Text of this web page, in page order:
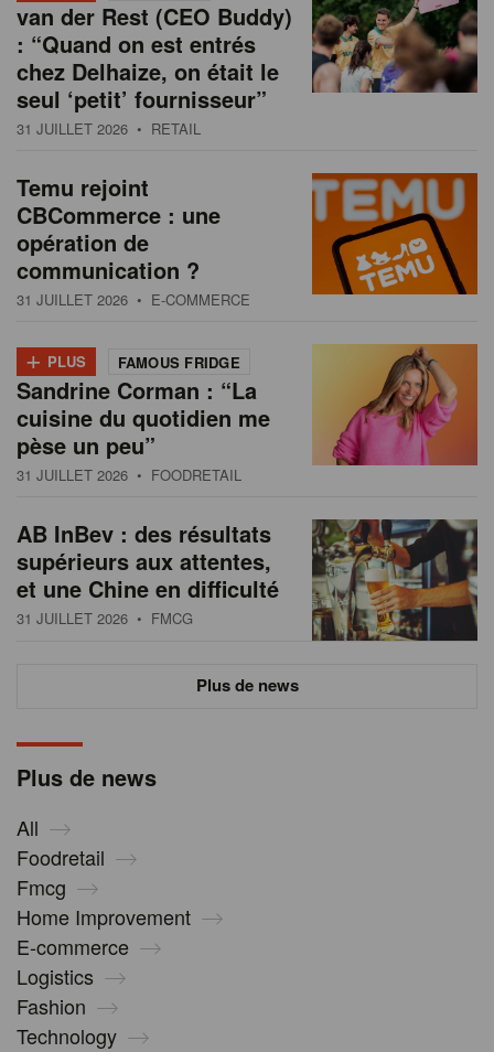
Plus de news
All
Foodretail
Fmcg
Home Improvement
E-commerce
Logistics
Fashion
Technology
van der Rest (CEO Buddy)
: “Quand on est entrés
chez Delhaize, on était le
seul ‘petit’ fournisseur”
31 JUILLET 2026 • RETAIL
Temu rejoint
CBCommerce : une
opération de
communication ?
31 JUILLET 2026 • E-COMMERCE
+ PLUS FAMOUS FRIDGE
Sandrine Corman : “La
cuisine du quotidien me
pèse un peu”
31 JUILLET 2026 • FOODRETAIL
AB InBev : des résultats
supérieurs aux attentes,
et une Chine en difficulté
31 JUILLET 2026 • FMCG
Plus de news